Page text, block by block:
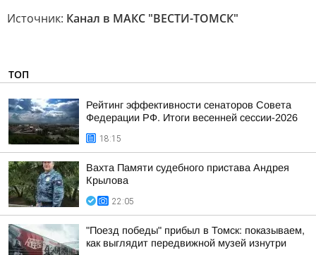
Источник: Канал в МАКС "ВЕСТИ-ТОМСК"
ТОП
Рейтинг эффективности сенаторов Совета
Федерации РФ. Итоги весенней сессии-2026
18:15
Вахта Памяти судебного пристава Андрея
Крылова
22:05
"Поезд победы" прибыл в Томск: показываем,
как выглядит передвижной музей изнутри